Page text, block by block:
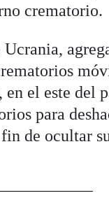
crematorio.
el este del
para
de ocultar